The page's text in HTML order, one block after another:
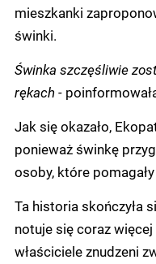
mieszkanki
świnki.
Świnka szczęśliwie
rękach -
Jak się okazało,
ponieważ świnkę
osoby, które
Ta historia skończyła
notuje się coraz
właściciele znudzeni